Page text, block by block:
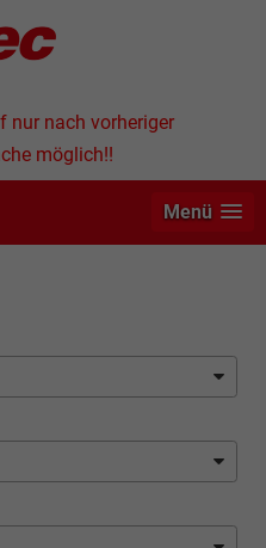
nur nach vorheriger
möglich!!
Menü